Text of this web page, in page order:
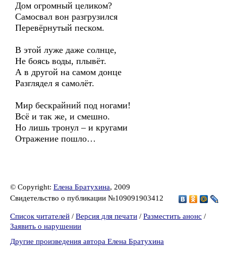
Дом огромный целиком?
Самосвал вон разгрузился
Перевёрнутый песком.
В этой луже даже солнце,
Не боясь воды, плывёт.
А в другой на самом донце
Разглядел я самолёт.
Мир бескрайний под ногами!
Всё и так же, и смешно.
Но лишь тронул – и кругами
Отражение пошло…
© Copyright: Елена Братухина, 2009
Свидетельство о публикации №109091903412
Список читателей / Версия для печати / Разместить анонс /
Заявить о нарушении
Другие произведения автора Елена Братухина